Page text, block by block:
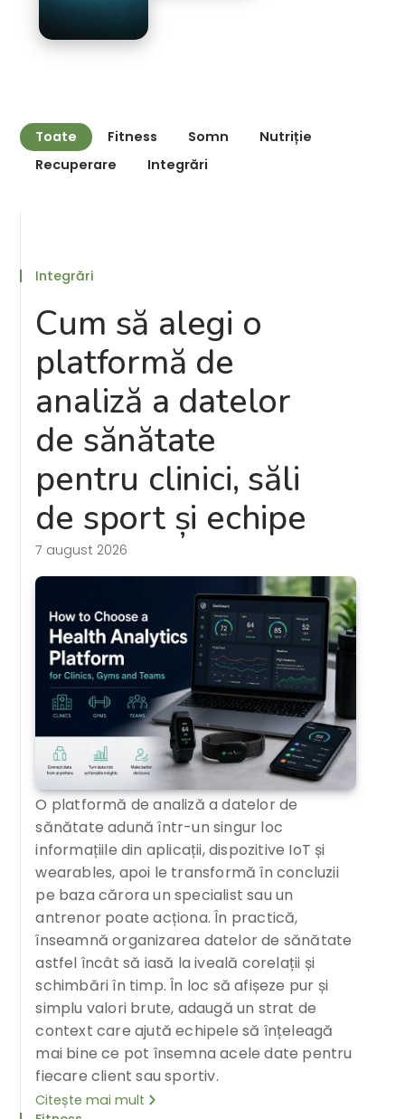
Toate Fitness Somn
Nutriție
Recuperare
Integrări
Integrări
Cum să alegi o
platformă de
analiză a datelor
de sănătate
pentru clinici, săli
de sport și echipe
7 august 2026
O platformă de analiză a datelor de
sănătate adună într-un singur loc
informațiile din aplicații, dispozitive IoT și
wearables, apoi le transformă în concluzii
pe baza cărora un specialist sau un
antrenor poate acționa. În practică,
înseamnă organizarea datelor de sănătate
astfel încât să iasă la iveală corelații și
schimbări în timp. În loc să afișeze pur și
simplu valori brute, adaugă un strat de
context care ajută echipele să înțeleagă
mai bine ce pot însemna acele date pentru
fiecare client sau sportiv.
Citește mai mult